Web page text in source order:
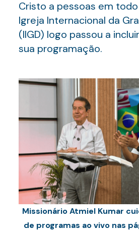
Cristo a pessoas em
Igreja Internacional da
(IIGD) logo passou a
sua programação.
Missionário Atmiel Kumar
de programas ao vivo nas